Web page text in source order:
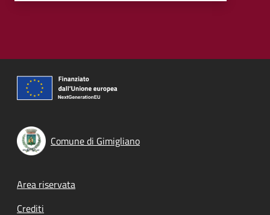
Comune di Gimigliano
Footer menu
Area riservata
Crediti